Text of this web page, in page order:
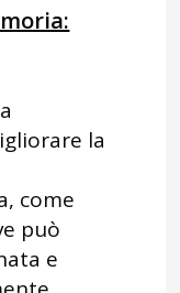
la
come
può
e